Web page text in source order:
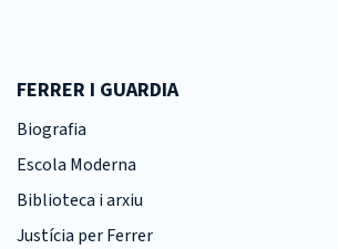
FERRER I GUARDIA
Biografia
Escola Moderna
Biblioteca i arxiu
Justícia per Ferrer